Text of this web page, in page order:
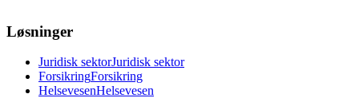
Løsninger
Juridisk sektorJuridisk sektor
ForsikringForsikring
HelsevesenHelsevesen